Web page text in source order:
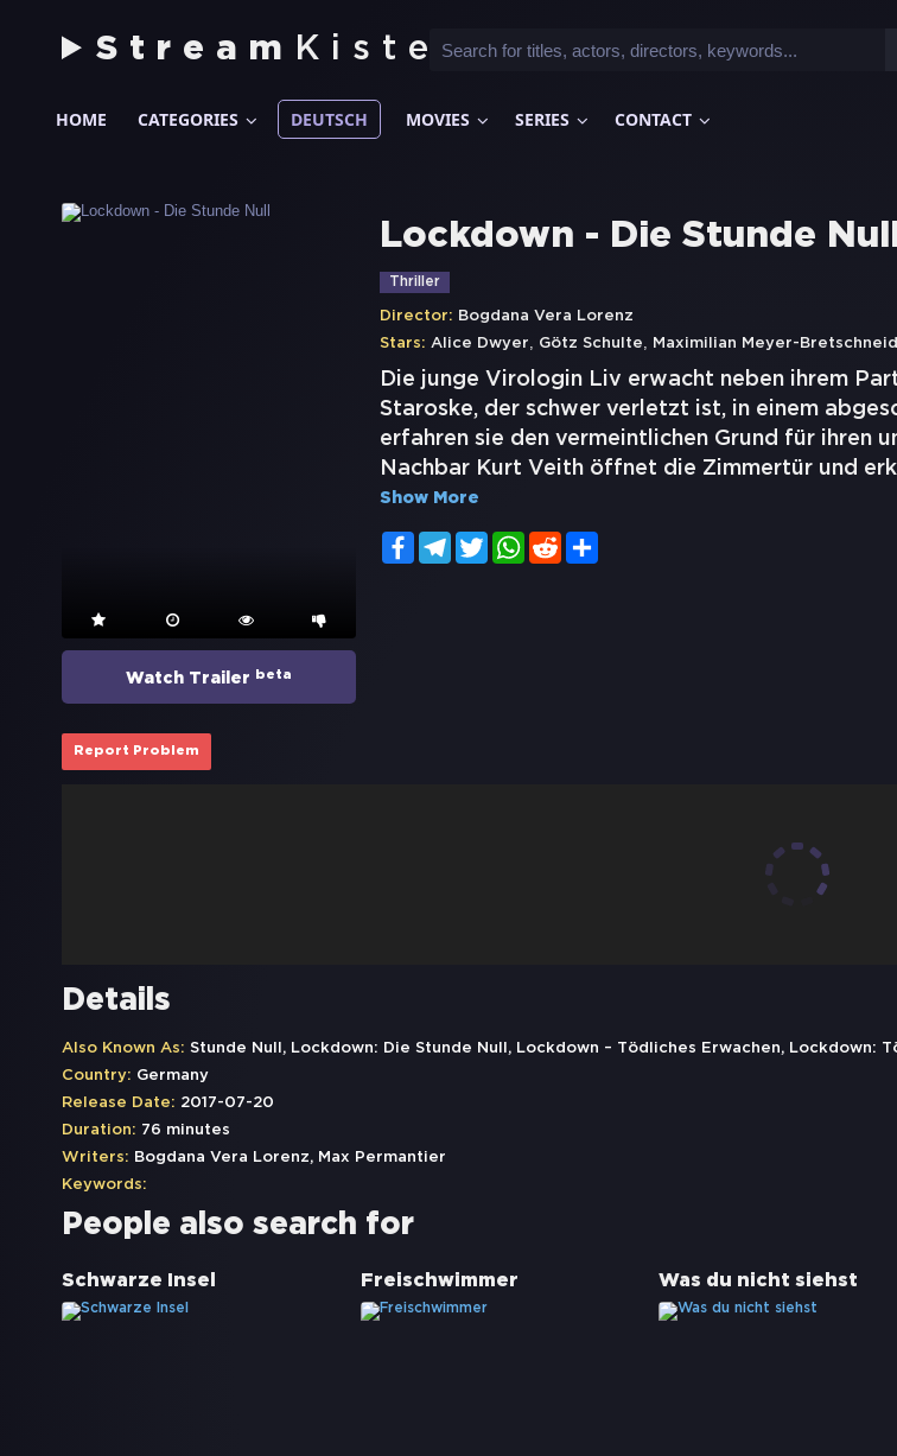
Stream Kiste
HOME CATEGORIES DEUTSCH MOVIES SERIES CONTACT
Watch Trailer beta
Lockdown - Die Stunde Null
Thriller
Director: Bogdana Vera Lorenz
Stars: Alice Dwyer, Götz Schulte, Maximilian Meyer-
Die junge Virologin Liv erwacht neben ihrem
Staroske, der schwer verletzt ist, in einem
erfahren sie den vermeintlichen Grund für ihren
Nachbar Kurt Veith öffnet die Zimmertür und
Show More
FacebookTelegramTwitterWhatsApp
Reddit
Report Problem
Details
Also Known As: Stunde Null, Lockdown: Die Stunde Null, Lockdown – Tödliches Erwachen, Lockdown:
Country: Germany
Release Date: 2017-07-20
Duration: 76 minutes
Writers: Bogdana Vera Lorenz, Max Permantier
Keywords:
People also search for
Schwarze Insel Freischwimmer Was du nicht siehst